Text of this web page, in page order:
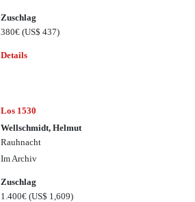
Zuschlag
380€(US$ 437)
Details
Los 1530
Wellschmidt, Helmut
Rauhnacht
Im Archiv
Zuschlag
1.400€(US$ 1,609)